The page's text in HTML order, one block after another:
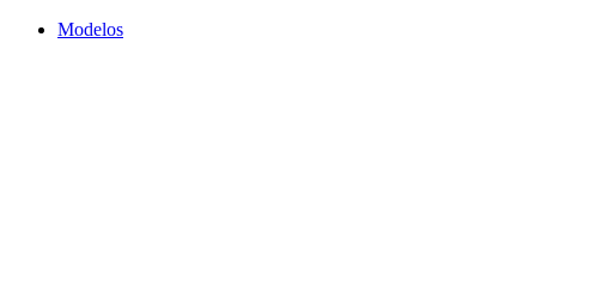
Modelos